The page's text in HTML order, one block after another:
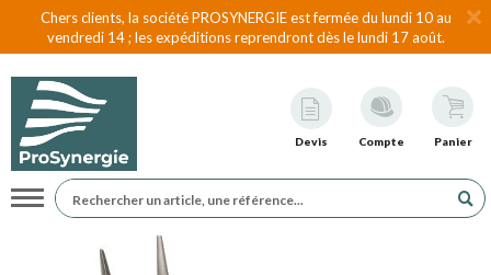
Chers clients, la société PROSYNERGIE est fermée du lundi 10 au
vendredi 14 ; les expéditions reprendront dès le lundi 17 août.
Devis Compte Panier
Navigation